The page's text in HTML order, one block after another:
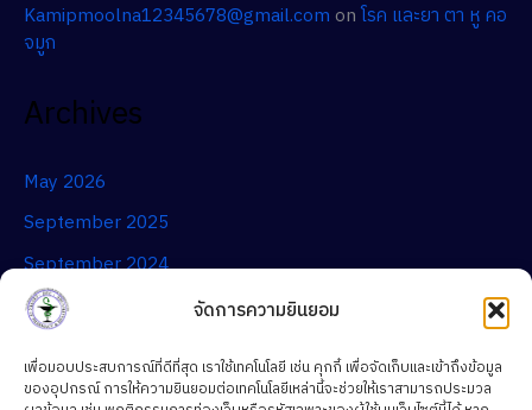
จัดการความยินยอม
เพื่อมอบประสบการณ์ที่ดีที่สุด เราใช้เทคโนโลยี เช่น คุกกี้ เพื่อจัดเก็บและเข้าถึงข้อมูล
ของอุปกรณ์ การให้ความยินยอมต่อเทคโนโลยีเหล่านี้จะช่วยให้เราสามารถประมวล
Kamipmoolna12345678@gmail.com onโรค และยา ตา หู คอ
จมูก
Archives
May 2026
September 2025
September 2024
Categories
สาระความรู้